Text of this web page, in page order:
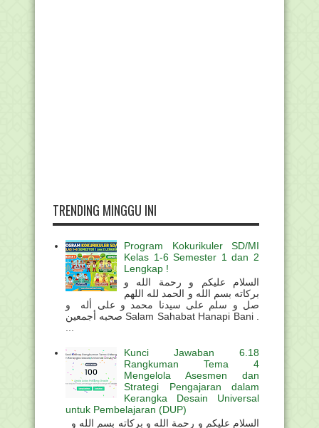
TRENDING MINGGU INI
Program Kokurikuler SD/MI
Kelas 1-6 Semester 1 dan 2
Lengkap !
السلام عليكم و رحمة الله و
بركاته بسم الله و الحمد لله اللهم
صل و سلم على سيدنا محمد و على أله و
صحبه أجمعين Salam Sahabat Hanapi Bani .
Kunci Jawaban 6.18
Rangkuman Tema 4
Mengelola Asesmen dan
Strategi Pengajaran dalam
Kerangka Desain Universal
untuk Pembelajaran (DUP)